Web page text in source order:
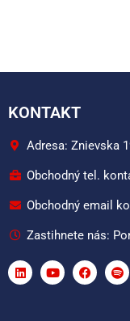
KONTAKT
Adresa: Znievska
Obchodný tel.
Obchodný email
Zastihnete nás: